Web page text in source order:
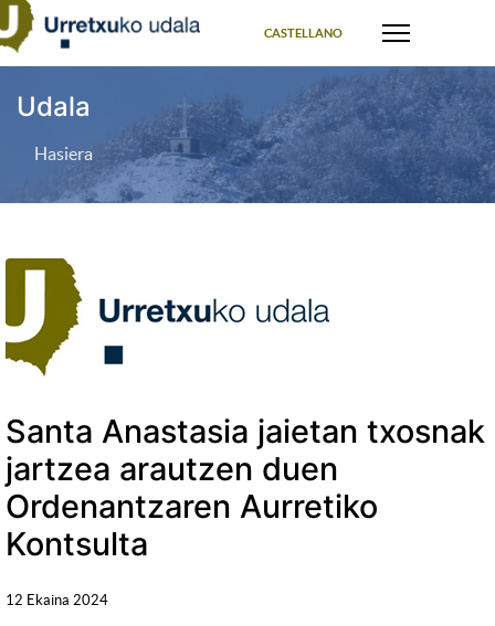
CASTELLANO
Udala
Hasiera
Santa Anastasia jaietan txosnak
jartzea arautzen duen
Ordenantzaren Aurretiko
Kontsulta
12 Ekaina 2024